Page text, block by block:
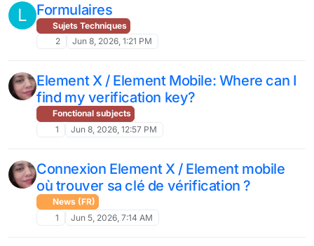
L Formulaires
Sujets Techniques
2
Jun 8, 2026, 1:21 PM
Element X / Element Mobile: Where can I
find my verification key?
Fonctional subjects
1
Jun 8, 2026, 12:57 PM
Connexion Element X / Element mobile
où trouver sa clé de vérification ?
News (FR)
1
Jun 5, 2026, 7:14 AM